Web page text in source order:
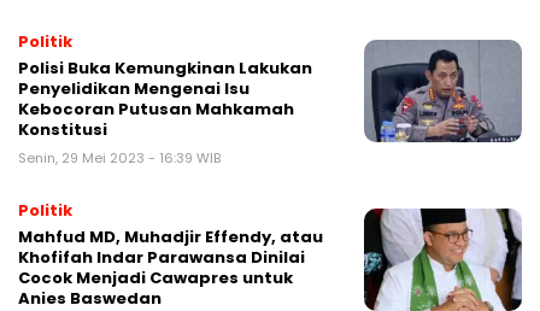
Politik
Polisi Buka Kemungkinan Lakukan
Penyelidikan Mengenai Isu
Kebocoran Putusan Mahkamah
Konstitusi
Senin, 29 Mei 2023 - 16:39 WIB
Politik
Mahfud MD, Muhadjir Effendy, atau
Khofifah Indar Parawansa Dinilai
Cocok Menjadi Cawapres untuk
Anies Baswedan